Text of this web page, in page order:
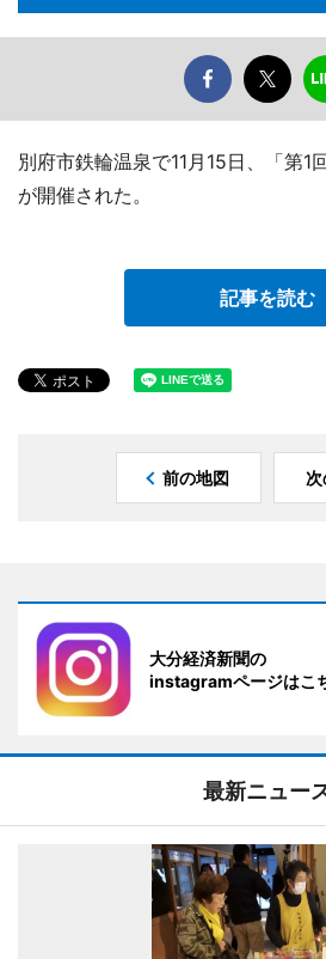
別府市鉄輪温泉で11月15日、「第1
が開催された。
記事を読む
前の地図 次
大分経済新聞の
instagramページはこ
最新ニュー